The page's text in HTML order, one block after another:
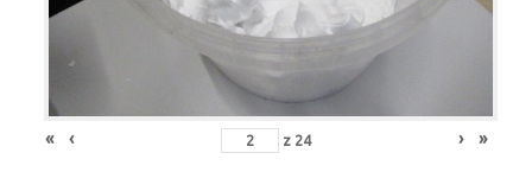
« ‹ z 24 › »